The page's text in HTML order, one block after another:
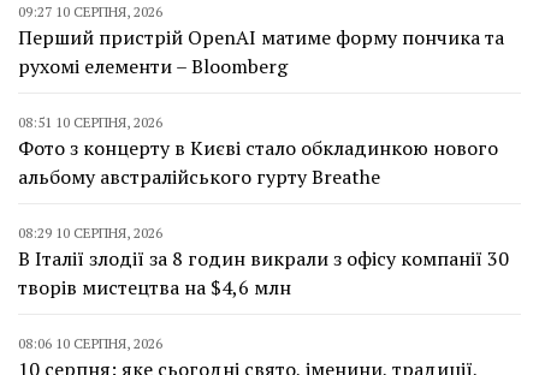
09:27 10 СЕРПНЯ, 2026
Перший пристрій OpenAI матиме форму пончика та
рухомі елементи – Bloomberg
08:51 10 СЕРПНЯ, 2026
Фото з концерту в Києві стало обкладинкою нового
альбому австралійського гурту Breathe
08:29 10 СЕРПНЯ, 2026
В Італії злодії за 8 годин викрали з офісу компанії 30
творів мистецтва на $4,6 млн
08:06 10 СЕРПНЯ, 2026
10 серпня: яке сьогодні свято, іменини, традиції,